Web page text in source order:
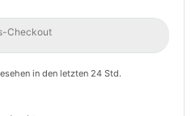
Checkout
in den letzten 24 Std.